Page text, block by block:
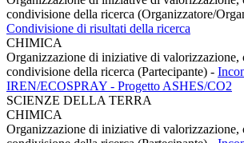
condivisione della ricerca (Organizzatore/
Condivisione di risultati della ricerca
CHIMICA
Organizzazione di iniziative di valorizzazione,
condivisione della ricerca (Partecipante) -
IREN/ECOSPRAY - Progetto ASHES/CO2
SCIENZE DELLA TERRA
CHIMICA
Organizzazione di iniziative di valorizzazione,